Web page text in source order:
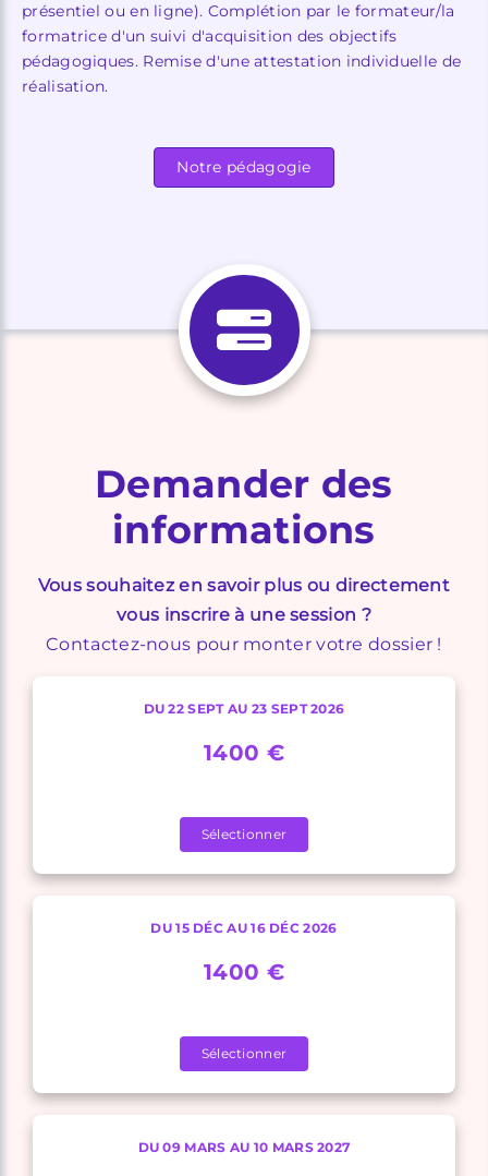
présentiel ou en ligne). Complétion par le formateur/la
formatrice d'un suivi d'acquisition des objectifs
pédagogiques. Remise d'une attestation individuelle de
réalisation.
Notre pédagogie
Demander des
informations
Vous souhaitez en savoir plus ou directement
vous inscrire à une session ?
Contactez-nous pour monter votre dossier !
DU 22 SEPT AU 23 SEPT 2026
1400 €
Sélectionner
DU 15 DÉC AU 16 DÉC 2026
1400 €
Sélectionner
DU 09 MARS AU 10 MARS 2027